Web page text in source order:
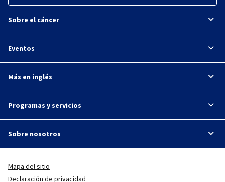
Sobre el cáncer
Eventos
Más en inglés
Programas y servicios
Sobre nosotros
Mapa del sitio
Declaración de privacidad